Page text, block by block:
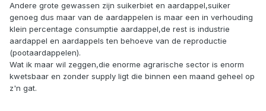
Andere grote gewassen zijn suikerbiet en aardappel,suiker
genoeg dus maar van de aardappelen is maar een in verhouding
klein percentage consumptie aardappel,de rest is industrie
aardappel en aardappels ten behoeve van de reproductie
(pootaardappelen).
Wat ik maar wil zeggen,die enorme agrarische sector is enorm
kwetsbaar en zonder supply ligt die binnen een maand geheel op
z'n gat.